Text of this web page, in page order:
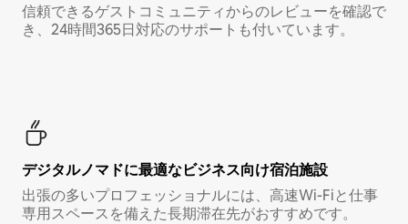
信頼できるゲストコミュニティからのレビューを確認で
き、24時間365日対応のサポートも付いています。
デジタルノマド⁠に最⁠適⁠なビ⁠ジ⁠ネ⁠ス⁠向⁠け宿⁠泊⁠施⁠設
出張の多いプロフェッショナルには、高速Wi-Fiと仕事
専用スペースを備えた長期滞在先がおすすめです。